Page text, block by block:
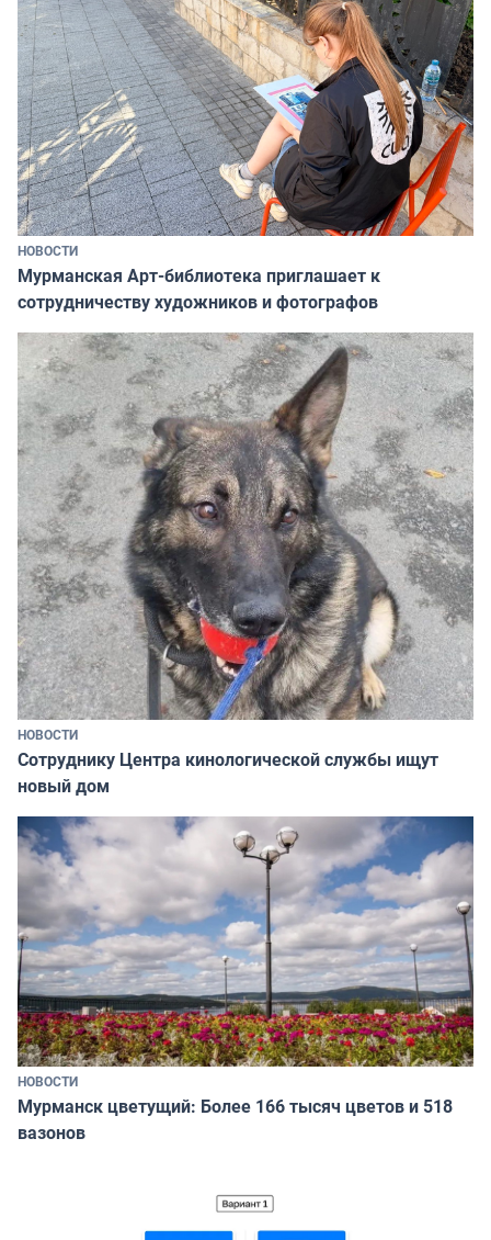
НОВОСТИ
Мурманская Арт-библиотека приглашает к
сотрудничеству художников и фотографов
НОВОСТИ
Сотруднику Центра кинологической службы ищут
новый дом
НОВОСТИ
Мурманск цветущий: Более 166 тысяч цветов и 518
вазонов